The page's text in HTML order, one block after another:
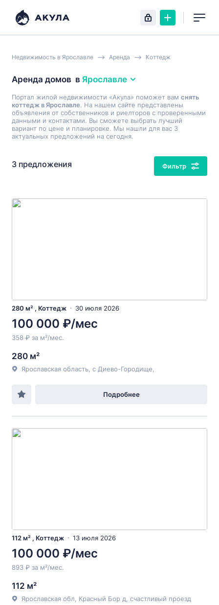
Недвижимость в Ярославле Аренда Коттедж
Аренда домов в Ярославле
Портал жилой недвижимости «Акула» поможет вам снять
коттедж в Ярославле. На нашем сайте представлены
объявления от собственников и риелторов с проверенными
данными и контактами. Вы сможете выбрать лучший
вариант по цене и планировке. Мы нашли для вас 3
актуальных предложений на сегодня.
3 предложения Фильтр
280 м² , Коттедж 30 июля 2026
100 000 ₽/мес
358 ₽ за м²/мес.
280 м²
Ярославская область, с Диево-Городище,
Подробнее
112 м² , Коттедж 13 июля 2026
100 000 ₽/мес
893 ₽ за м²/мес.
112 м²
Ярославская обл, Красный Бор д, счастливый проезд